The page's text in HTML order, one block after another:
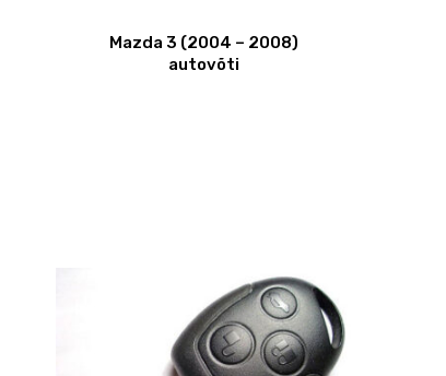
Mazda 3 (2004 – 2008)
autovõti